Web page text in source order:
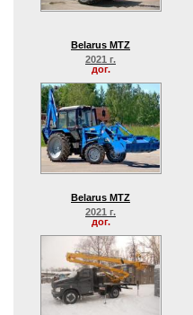
Belarus MTZ
2021 г.
дог.
Belarus MTZ
2021 г.
дог.